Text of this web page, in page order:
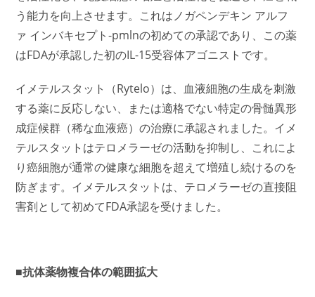
う能力を向上させます。これはノガペンデキン アルフ
ァ インバキセプト-pmlnの初めての承認であり、この薬
はFDAが承認した初のIL-15受容体アゴニストです。
イメテルスタット（Rytelo）は、血液細胞の生成を刺激
する薬に反応しない、または適格でない特定の骨髄異形
成症候群（稀な血液癌）の治療に承認されました。イメ
テルスタットはテロメラーゼの活動を抑制し、これによ
り癌細胞が通常の健康な細胞を超えて増殖し続けるのを
防ぎます。イメテルスタットは、テロメラーゼの直接阻
害剤として初めてFDA承認を受けました。
■抗体薬物複合体の範囲拡大